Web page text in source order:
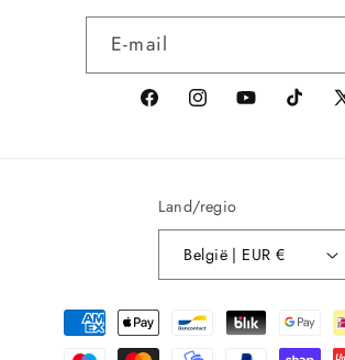
E‑mail
FacebookInstagramYouTubeTikTok
X
Land/regio
België | EUR €
Betaalmethoden